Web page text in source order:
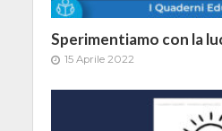
Sperimentiamo con la
15 Aprile 2022